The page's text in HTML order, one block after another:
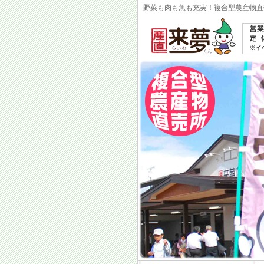
野菜も肉も魚も充実！複合型農産物